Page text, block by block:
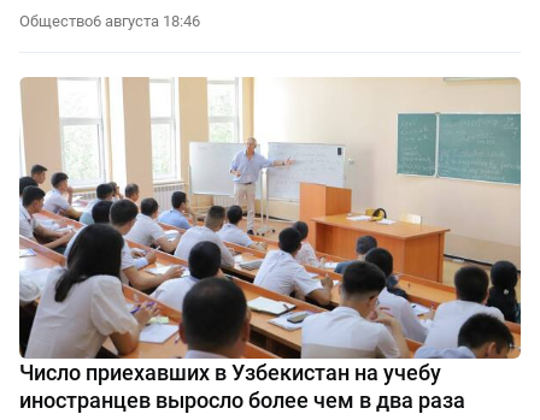
Общество6 августа 18:46
Число приехавших в Узбекистан на учебу
иностранцев выросло более чем в два раза